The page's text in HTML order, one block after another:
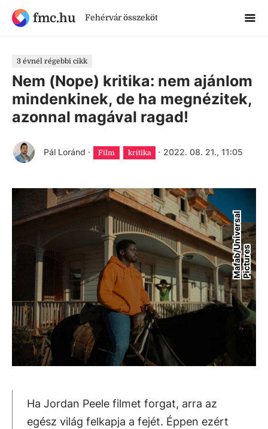
fmc.hu Fehérvár összeköt
3 évnél régebbi cikk
Nem (Nope) kritika: nem ajánlom
mindenkinek, de ha megnézitek,
azonnal magával ragad!
Pál Loránd · Film kritika · 2022. 08. 21., 11:05
M
a
f
a
b
/U
n
i
v
e
r
s
a
l
P
i
c
t
u
r
es
Ha Jordan Peele filmet forgat, arra az
egész világ felkapja a fejét. Éppen ezért